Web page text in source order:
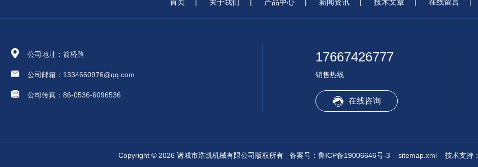
首页 | 关于我们 | 产品中心 | 新闻资讯 | 技术文章 | 在线留言 |
公司地址：箭桥路
公司邮箱：1334660976@qq.com
公司传真：86-0536-6096536
17667426777
销售热线
在线咨询
Copyright © 2026 诸城市浩凯机械有限公司版权所有 备案号：鲁ICP备19006646号-3 sitemap.xml技术支持：